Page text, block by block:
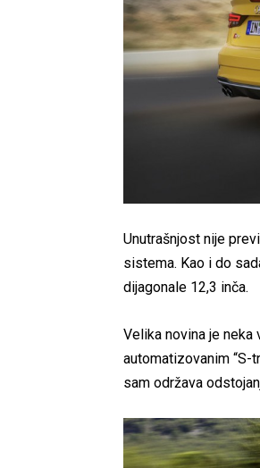
Unutrašnjost nije
sistema. Kao i do
dijagonale 12,3 inča.
Velika novina je
automatizovanim “S-
sam održava